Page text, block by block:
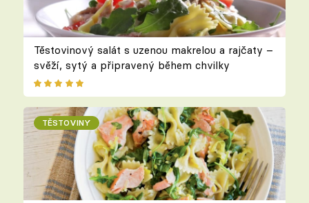
Těstovinový salát s uzenou makrelou a rajčaty –
svěží, sytý a připravený během chvilky
TĚSTOVINY